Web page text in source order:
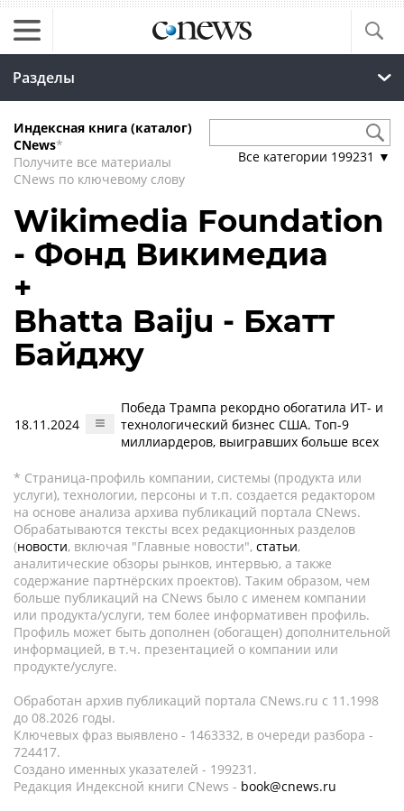
Разделы
Индексная книга (каталог)
CNews*
Получите все материалы
CNews по ключевому слову
Все категории 199231 ▼
Wikimedia Foundation
- Фонд Викимедиа
+
Bhatta Baiju - Бхатт
Байджу
18.11.2024
Победа Трампа рекордно обогатила ИТ- и
технологический бизнес США. Топ-9
миллиардеров, выигравших больше всех
* Страница-профиль компании, системы (продукта или
услуги), технологии, персоны и т.п. создается редактором
на основе анализа архива публикаций портала CNews.
Обрабатываются тексты всех редакционных разделов
(новости, включая "Главные новости", статьи,
аналитические обзоры рынков, интервью, а также
содержание партнёрских проектов). Таким образом, чем
больше публикаций на CNews было с именем компании
или продукта/услуги, тем более информативен профиль.
Профиль может быть дополнен (обогащен) дополнительной
информацией, в т.ч. презентацией о компании или
продукте/услуге.
Обработан архив публикаций портала CNews.ru c 11.1998
до 08.2026 годы.
Ключевых фраз выявлено - 1463332, в очереди разбора -
724417.
Создано именных указателей - 199231.
Редакция Индексной книги CNews - book@cnews.ru